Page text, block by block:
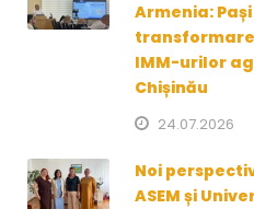
Armenia:
IMM-urilor
Chișinău
24.07.2026
Noi
ASEM și